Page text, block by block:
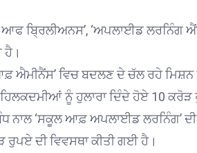
ਬ੍ਰਿਲੀਅਨਸ’, ‘ਅਪਲਾਈਡ ਲਰਨਿੰਗ
ਹੈ।
ਐਮੀਨੈਂਸ’ ਵਿਚ ਬਦਲਣ ਦੇ ਚੱਲ ਰਹੇ
ਨੂੰ ਹੁਲਾਰਾ ਦਿੰਦੇ ਹੋਏ 10
‘ਸਕੂਲ ਆਫ਼ ਅਪਲਾਈਡ ਲਰਨਿੰਗ’
ਰੁਪਏ ਦੀ ਵਿਵਸਥਾ ਕੀਤੀ ਗਈ ਹੈ।